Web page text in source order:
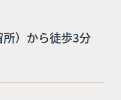
）から徒歩3分